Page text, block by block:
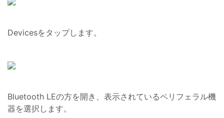
Devicesをタップします。
Bluetooth LEの方を開き、表示されているペリフェラル機
器を選択します。